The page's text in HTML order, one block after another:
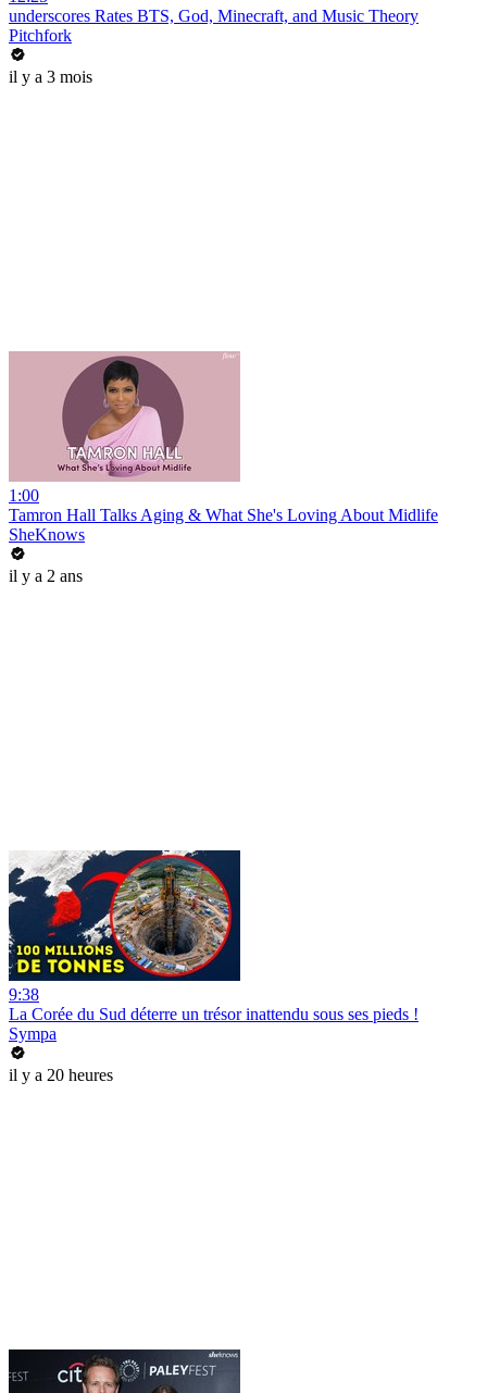
underscores Rates BTS, God, Minecraft, and Music Theory
Pitchfork
il y a 3 mois
1:00
Tamron Hall Talks Aging & What She's Loving About Midlife
SheKnows
il y a 2 ans
9:38
La Corée du Sud déterre un trésor inattendu sous ses pieds !
Sympa
il y a 20 heures